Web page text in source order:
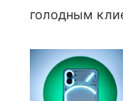
голодным